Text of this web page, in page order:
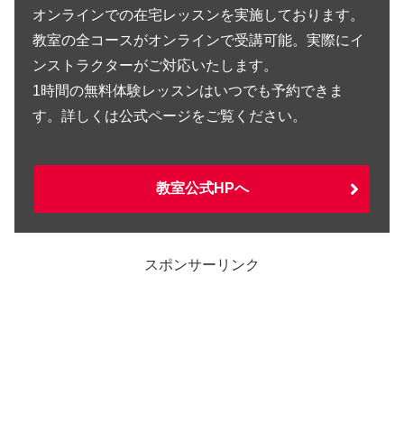
オンラインでの在宅レッスンを実施しております。
教室の全コースがオンラインで受講可能。実際にイ
ンストラクターがご対応いたします。
1時間の無料体験レッスンはいつでも予約できま
す。詳しくは公式ページをご覧ください。
教室公式HPへ
スポンサーリンク